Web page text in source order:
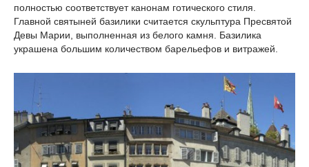
полностью соответствует канонам готического стиля.
Главной святыней базилики считается скульптура Пресвятой
Девы Марии, выполненная из белого камня. Базилика
украшена большим количеством барельефов и витражей.